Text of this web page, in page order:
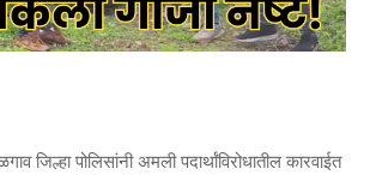
जिल्हा पोलिसांनी अमली पदार्थांविरोधातील कारवाईत